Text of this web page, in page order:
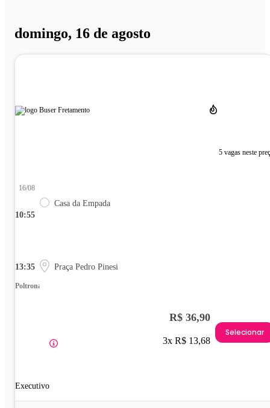
domingo, 16 de agosto
5 vagas neste
10:55
16/08
Casa da Empada
13:35 Praça Pedro Pinesi
Poltrona
Executivo
R$ 36,90
3x R$ 13,68
Selecionar